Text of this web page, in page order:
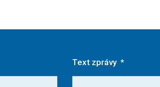
Text zprávy *